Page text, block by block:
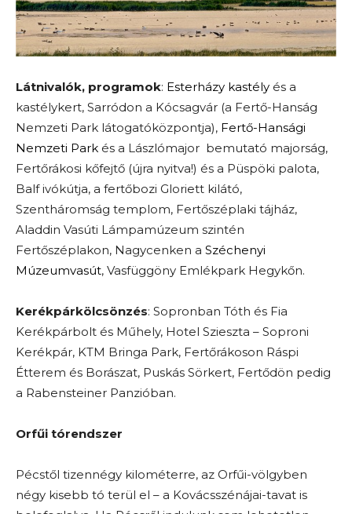
Látnivalók, programok: Esterházy kastély és a
kastélykert, Sarródon a Kócsagvár (a Fertő-Hanság
Nemzeti Park látogatóközpontja), Fertő-Hansági
Nemzeti Park és a Lászlómajor bemutató majorság,
Fertőrákosi kőfejtő (újra nyitva!) és a Püspöki palota,
Balf ivókútja, a fertőbozi Gloriett kilátó,
Szentháromság templom, Fertőszéplaki tájház,
Aladdin Vasúti Lámpamúzeum szintén
Fertőszéplakon, Nagycenken a Széchenyi
Múzeumvasút, Vasfüggöny Emlékpark Hegykőn.
Kerékpárkölcsönzés: Sopronban Tóth és Fia
Kerékpárbolt és Műhely, Hotel Szieszta – Soproni
Kerékpár, KTM Bringa Park, Fertőrákoson Ráspi
Étterem és Borászat, Puskás Sörkert, Fertődön pedig
a Rabensteiner Panzióban.
Orfűi tórendszer
Pécstől tizennégy kilométerre, az Orfűi-völgyben
négy kisebb tó terül el – a Kovácsszénájai-tavat is